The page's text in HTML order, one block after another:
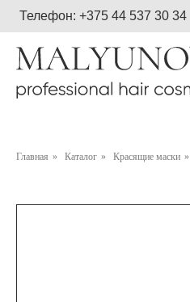
Телефон: +375 44 537 30 34
Главная » Каталог » Красящие маски »